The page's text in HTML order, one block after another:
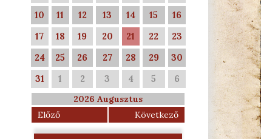
10
11 12 13 14 15
16
17
18 19 20 21 22
23
24
25 26 27 28 29
30
31
1 2 3 4 5 6
2026 Augusztus
Előző
Következő